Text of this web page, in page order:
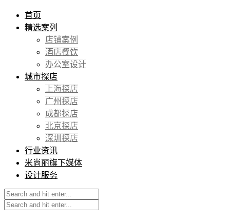
首页
精选案列
店铺案例
酒店餐饮
办公室设计
城市探店
上海探店
广州探店
成都探店
北京探店
深圳探店
行业资讯
米尚丽旗下媒体
设计服务